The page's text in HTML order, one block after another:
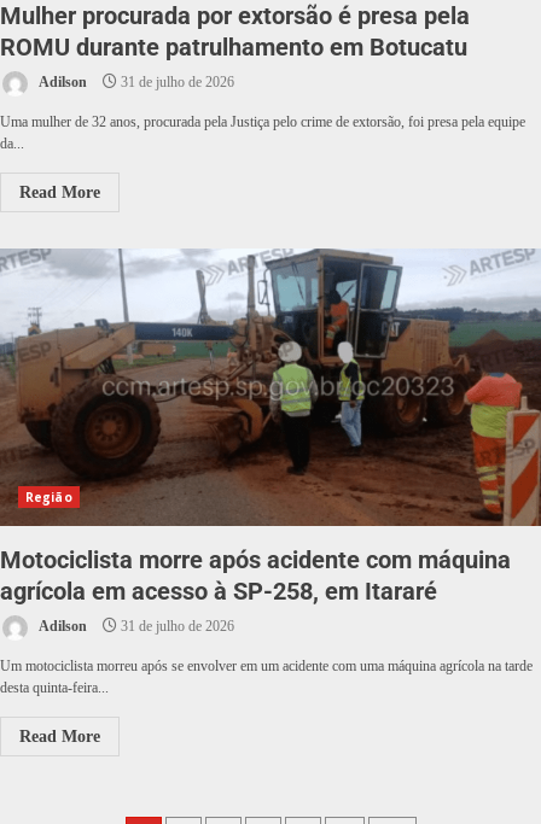
Mulher procurada por extorsão é presa pela
ROMU durante patrulhamento em Botucatu
Adilson 31 de julho de 2026
Uma mulher de 32 anos, procurada pela Justiça pelo crime de extorsão, foi presa pela equipe
da...
Read More
Região
Motociclista morre após acidente com máquina
agrícola em acesso à SP-258, em Itararé
Adilson 31 de julho de 2026
Um motociclista morreu após se envolver em um acidente com uma máquina agrícola na tarde
desta quinta-feira...
Read More